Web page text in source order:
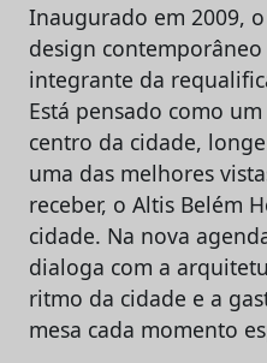
Inaugurado em 2009,
design
integrante da
Está pensado como
centro da cidade,
uma das melhores
receber, o Altis Belém
cidade. Na nova
dialoga com a
ritmo da cidade e a
mesa cada momento